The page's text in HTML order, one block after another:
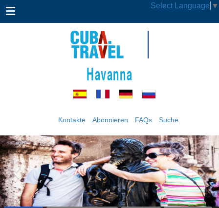
Select Language ▼
Havanna
Kontakte Abonnieren FAQs Suche
‹ ›